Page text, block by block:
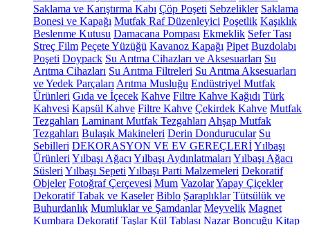
Saklama ve Karıştırma Kabı Çöp Poşeti Sebzelikler Saklama
Bonesi ve Kapağı Mutfak Raf Düzenleyici Poşetlik Kaşıklık
Beslenme Kutusu Damacana Pompası Ekmeklik Sefer Tası
Streç Film Peçete Yüzüğü Kavanoz Kapağı Pipet Buzdolabı
Poşeti Doypack Su Arıtma Cihazları ve Aksesuarları Su
Arıtma Cihazları Su Arıtma Filtreleri Su Arıtma Aksesuarları
ve Yedek Parçaları Arıtma Musluğu Endüstriyel Mutfak
Ürünleri Gıda ve İçecek Kahve Filtre Kahve Kağıdı Türk
Kahvesi Kapsül Kahve Filtre Kahve Çekirdek Kahve Mutfak
Tezgahları Laminant Mutfak Tezgahları Ahşap Mutfak
Tezgahları Bulaşık Makineleri Derin Dondurucular Su
Sebilleri DEKORASYON VE EV GEREÇLERİYılbaşı
Ürünleri Yılbaşı Ağacı Yılbaşı Aydınlatmaları Yılbaşı Ağacı
Süsleri Yılbaşı Sepeti Yılbaşı Parti Malzemeleri Dekoratif
Objeler Fotoğraf Çerçevesi Mum VazolarYapay Çiçekler
Dekoratif Tabak ve Kaseler Biblo Şaraplıklar Tütsülük ve
Buhurdanlık Mumluklar ve Şamdanlar Meyvelik Magnet
Kumbara Dekoratif Taşlar Kül Tablası Nazar Boncuğu Kitap